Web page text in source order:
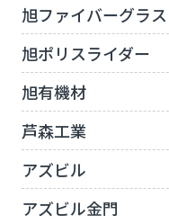
旭ファイバーグラス
旭ポリスライダー
旭有機材
芦森工業
アズビル
アズビル金門